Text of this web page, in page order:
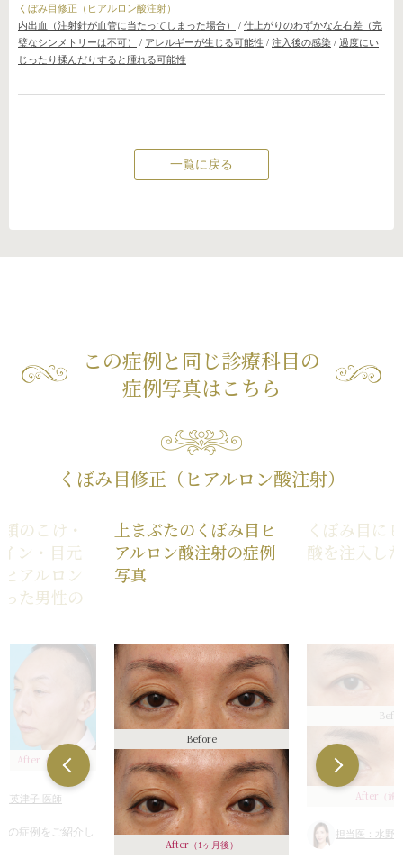
くぼみ目修正（ヒアルロン酸注射）
内出血（注射針が血管に当たってしまった場合）
/ 仕上がりのわずかな左右差（完
璧なシンメトリーは不可）
/ アレルギーが生じる可能性 / 注入後の感染 / 過度にい
じったり揉んだりすると腫れる可能性
一覧に戻る
この症例と同じ診療科目の
症例写真はこちら
くぼみ目修正（ヒアルロン酸注射）
のこけ・
ン・目元
アルロン
た男性の
After （2ヶ月後）
英津子 医師
の症例をご紹介し
上まぶたのくぼみ目ヒ
アルロン酸注射の症例
写真
Before
After（1ヶ月後）
くぼみ目に
酸を注入し
After （施
担当医：水野